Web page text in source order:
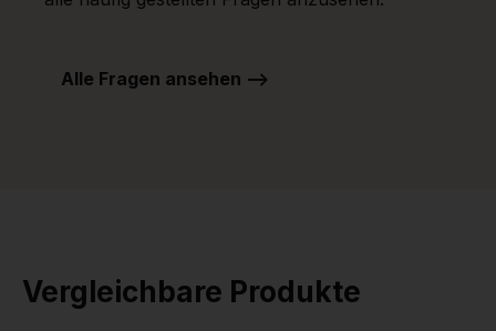
Alle Fragen ansehen -->
Vergleichbare Produkte